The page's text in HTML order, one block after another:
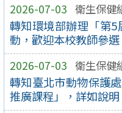
2026-07-03 衛生保健
轉知環境部辦理「第
動，歡迎本校教師參選
2026-07-03 衛生保健
轉知臺北市動物保護
推廣課程」，詳如說明